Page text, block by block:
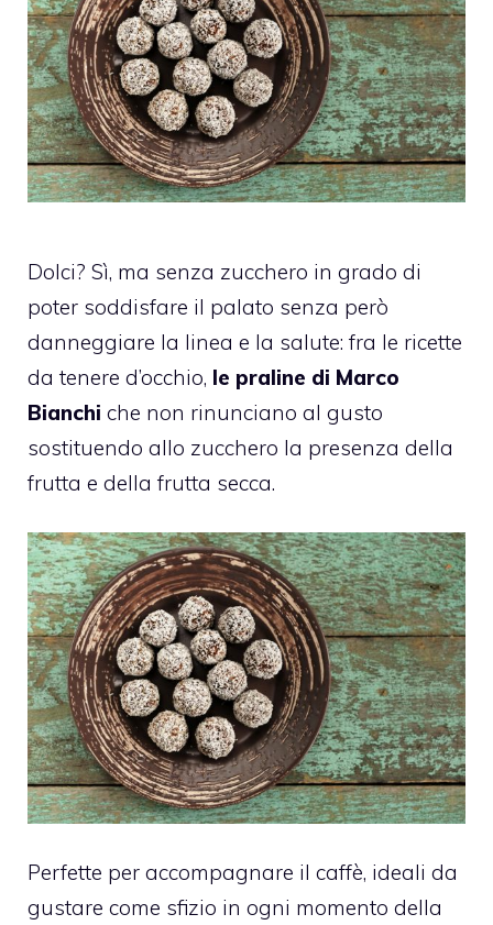
Dolci? Sì, ma senza zucchero in grado di
poter soddisfare il palato senza però
danneggiare la linea e la salute: fra le ricette
da tenere d’occhio, le praline di Marco
Bianchi che non rinunciano al gusto
sostituendo allo zucchero la presenza della
frutta e della frutta secca.
Perfette per accompagnare il caffè, ideali da
gustare come sfizio in ogni momento della